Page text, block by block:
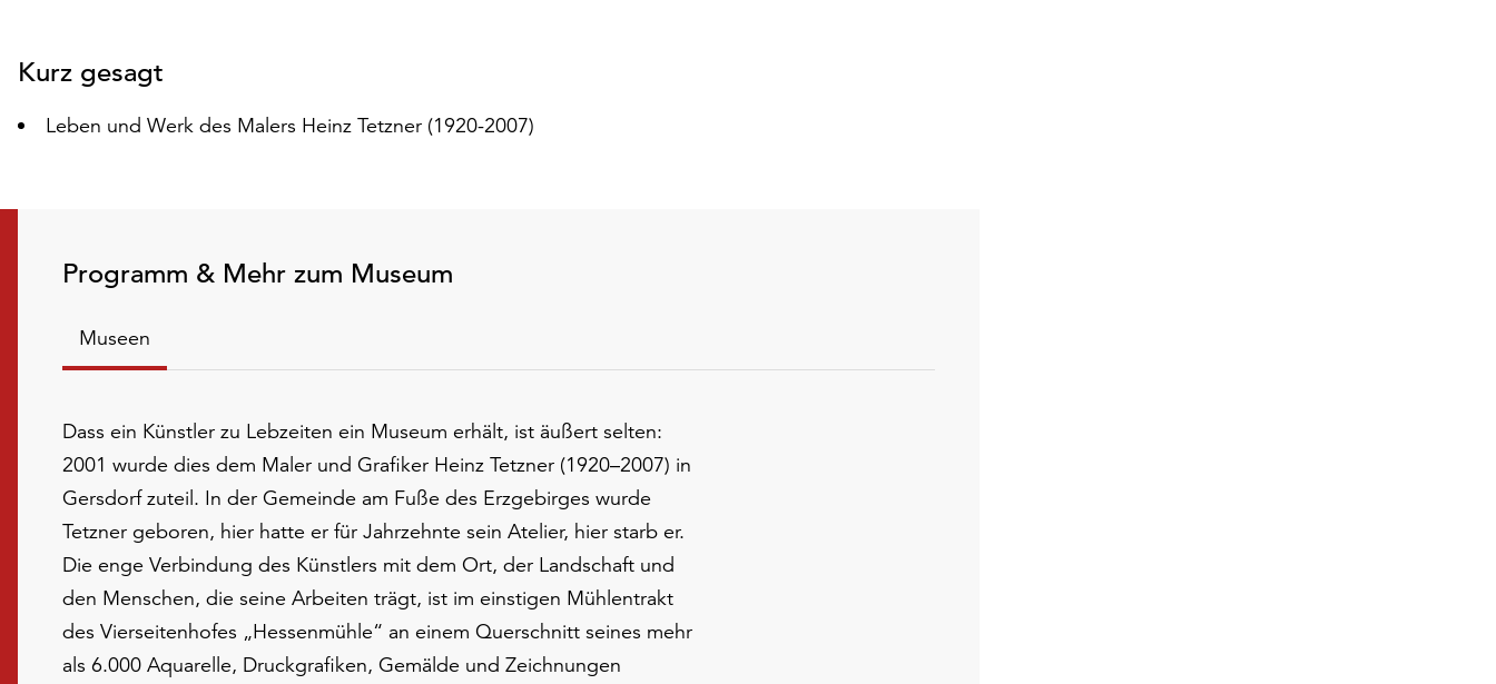
Kurz gesagt
Leben und Werk des Malers Heinz Tetzner (1920-2007)
Programm & Mehr zum Museum
Museen
Dass ein Künstler zu Lebzeiten ein Museum erhält, ist äußert selten:
2001 wurde dies dem Maler und Grafiker Heinz Tetzner (1920–2007) in
Gersdorf zuteil. In der Gemeinde am Fuße des Erzgebirges wurde
Tetzner geboren, hier hatte er für Jahrzehnte sein Atelier, hier starb er.
Die enge Verbindung des Künstlers mit dem Ort, der Landschaft und
den Menschen, die seine Arbeiten trägt, ist im einstigen Mühlentrakt
des Vierseitenhofes „Hessenmühle“ an einem Querschnitt seines mehr
als 6.000 Aquarelle, Druckgrafiken, Gemälde und Zeichnungen